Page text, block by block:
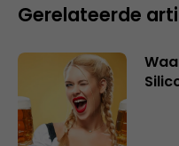
Gerelateerde